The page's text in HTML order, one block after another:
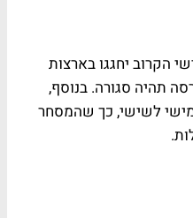
הקרוב יחגגו בארצות
תהיה סגורה. בנוסף,
לשישי, כך שהמסחר